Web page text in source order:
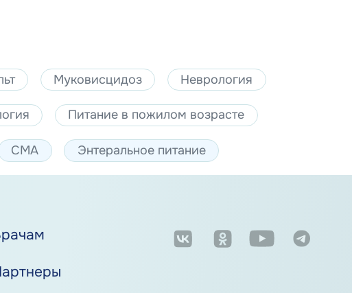
Муковисцидоз Неврология
Питание в пожилом возрасте
СМА Энтеральное питание